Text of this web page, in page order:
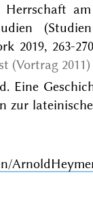
2019, 263-270
(Vortrag 2011)
Eine
zur